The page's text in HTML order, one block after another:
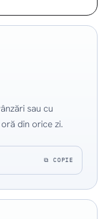
sau cu
din orice zi.
⧉ COPIE